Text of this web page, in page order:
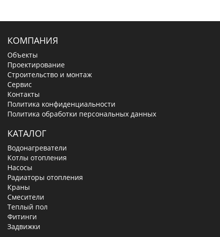
КОМПАНИЯ
Объекты
Проектирование
Строительство и монтаж
Сервис
Контакты
Политика конфиденциальности
Политика обработки персональных данных
КАТАЛОГ
Водонагреватели
Котлы отопления
Насосы
Радиаторы отопления
Краны
Смесители
Теплый пол
Фитинги
Задвижки